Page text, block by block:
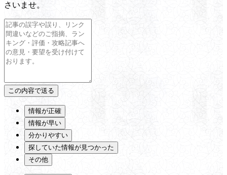
さいませ。
情報が正確
情報が早い
分かりやすい
探していた情報が見つかった
その他